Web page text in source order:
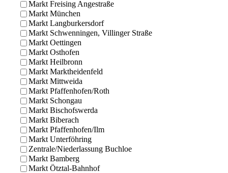
Markt Freising Angestraße
Markt München
Markt Langburkersdorf
Markt Schwenningen, Villinger Straße
Markt Oettingen
Markt Osthofen
Markt Heilbronn
Markt Marktheidenfeld
Markt Mittweida
Markt Pfaffenhofen/Roth
Markt Schongau
Markt Bischofswerda
Markt Biberach
Markt Pfaffenhofen/Ilm
Markt Unterföhring
Zentrale/Niederlassung Buchloe
Markt Bamberg
Markt Ötztal-Bahnhof